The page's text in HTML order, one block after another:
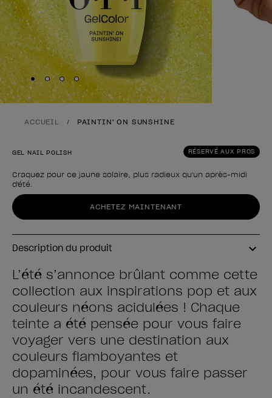
Skip to slide1
Skip to slide
Skip to slide3
Skip to slide4
ACCUEIL PAINTIN' ON SUNSHINE
RÉSERVÉ AUX PROS
GEL NAIL POLISH
Craquez pour ce jaune solaire, plus radieux qu'un après-midi
d'été.
Forme du produit
ACHETEZ MAINTENANT
Description du produit
L’été s’annonce brûlant comme cette
collection aux inspirations pop et aux
couleurs néons acidulées ! Chaque
teinte a été pensée pour vous faire
voyager vers une destination aux
couleurs flamboyantes et
dopaminées, pour vous faire passer
un été incandescent.